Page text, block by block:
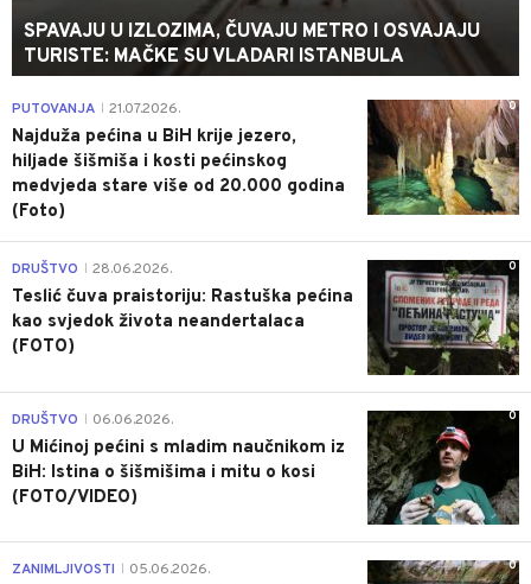
SPAVAJU U IZLOZIMA, ČUVAJU METRO I OSVAJAJU
TURISTE: MAČKE SU VLADARI ISTANBULA
0
PUTOVANJA 21.07.2026.
Najduža pećina u BiH krije jezero,
hiljade šišmiša i kosti pećinskog
medvjeda stare više od 20.000 godina
(Foto)
0
DRUŠTVO 28.06.2026.
Teslić čuva praistoriju: Rastuška pećina
kao svjedok života neandertalaca
(FOTO)
0
DRUŠTVO 06.06.2026.
U Mićinoj pećini s mladim naučnikom iz
BiH: Istina o šišmišima i mitu o kosi
(FOTO/VIDEO)
0
ZANIMLJIVOSTI 05.06.2026.